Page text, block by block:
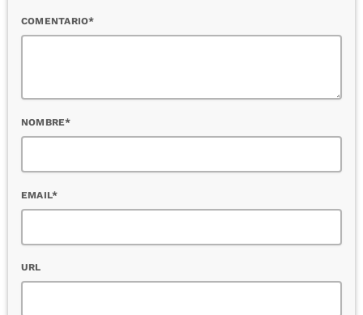
COMENTARIO*
NOMBRE*
EMAIL*
URL